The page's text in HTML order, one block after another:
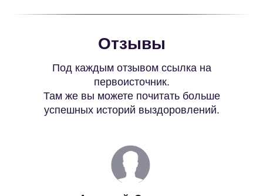
Отзывы
Под каждым отзывом ссылка на
первоисточник.
Там же вы можете почитать больше
успешных историй выздоровлений.